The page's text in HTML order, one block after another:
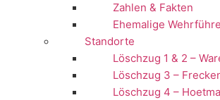
Zahlen & Fakten
Ehemalige
Standorte
Löschzug 1 & 2 –
Löschzug 3 –
Löschzug 4 –